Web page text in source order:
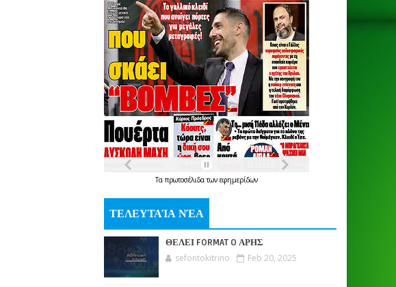
Τα πρωτοσέλιδατων εφημερίδων
ΤΕΛΕΥΤΑΊΑ ΝΈΑ
ΘΕΛΕΙ FORMAT O ΑΡΗΣ
sefontokitrino Feb 20, 2025